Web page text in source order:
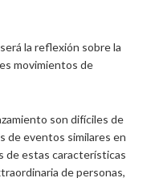
la reflexión sobre la
movimientos de
son difíciles de
de eventos similares en
de estas características
de personas,